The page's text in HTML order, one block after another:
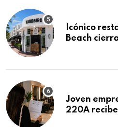
Icónico
Beach
Joven
220A